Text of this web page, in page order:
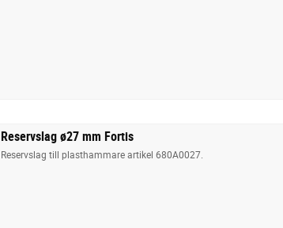
Reservslag ø27 mm Fortis
Reservslag till plasthammare artikel 680A0027.